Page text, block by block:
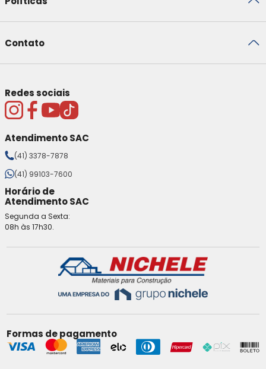
Contato
Redes sociais
Atendimento SAC
(41) 3378-7878
(41) 99103-7600
Horário de
Atendimento SAC
Segunda a Sexta:
08h às 17h30.
Formas de pagamento